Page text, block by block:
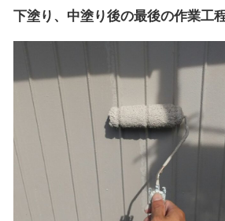
下塗り、中塗り後の最後の作業工